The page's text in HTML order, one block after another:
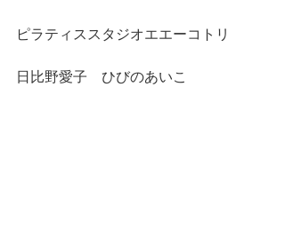
ピラティススタジオエエーコトリ
日比野愛子　ひびのあいこ